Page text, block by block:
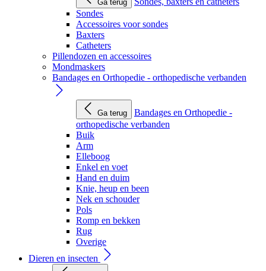
Ga terug
Sondes
Accessoires voor sondes
Baxters
Catheters
Pillendozen en accessoires
Mondmaskers
Bandages en Orthopedie - orthopedische verbanden
Ga terug
Bandages en Orthopedie -
orthopedische verbanden
Buik
Arm
Elleboog
Enkel en voet
Hand en duim
Knie, heup en been
Nek en schouder
Pols
Romp en bekken
Rug
Overige
Dieren en insecten